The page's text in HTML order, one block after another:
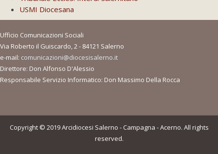
USMI Diocesana
Ufficio Comunicazioni Sociali
Via Roberto il Guiscardo, 2 - 84121 Salerno
e-mail: comunicazioni@diocesisalerno.it
Direttore: Don Alfonso D'Alessio
Responsabile Servizio Informatico: Don Massimo Della Rocca
Copyright © 2019 Arcidiocesi Salerno - Campagna - Acerno. All rights
reserved.